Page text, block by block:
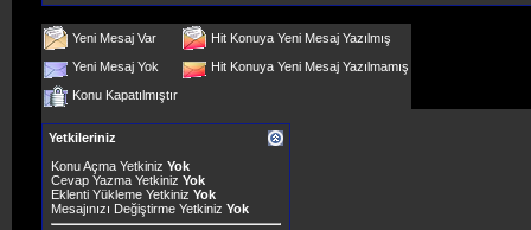
Yeni Mesaj Var
Hit Konuya Yeni Mesaj Yazılmış
Yeni Mesaj Yok
Hit Konuya Yeni Mesaj Yazılmamış
Konu Kapatılmıştır
Yetkileriniz
Konu Açma Yetkiniz Yok
Cevap Yazma Yetkiniz Yok
Eklenti Yükleme Yetkiniz Yok
Mesajınızı Değiştirme Yetkiniz Yok